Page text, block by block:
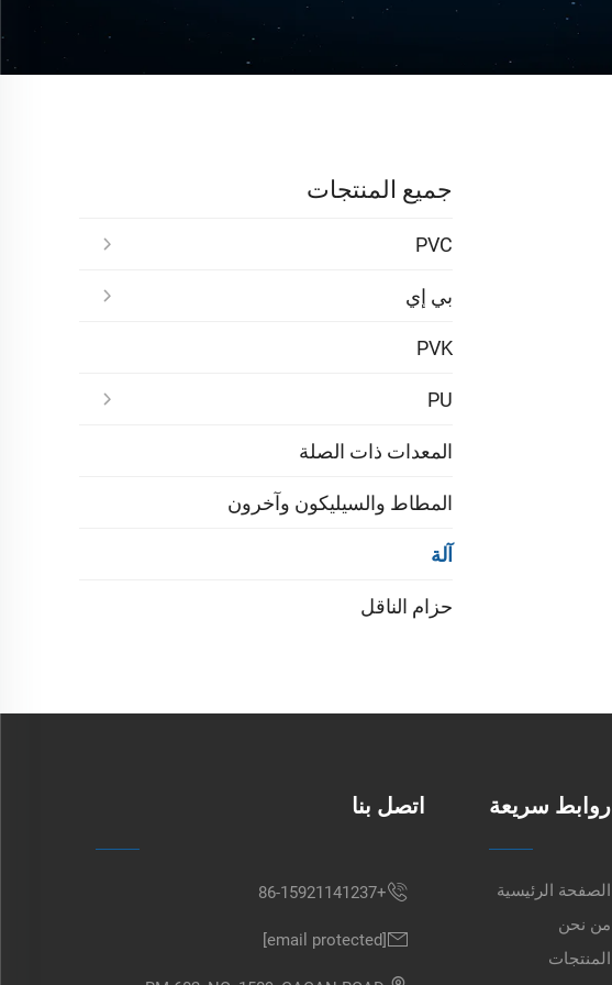
جميع المنتجات
PVC
بي إي
PVK
PU
المعدات ذات الصلة
المطاط والسيليكون وآخرون
آلة
حزام الناقل
روابط سريعة
الصفحة الرئيسية
من نحن
المنتجات
اتصل بنا
+86-15921141237
[email protected]